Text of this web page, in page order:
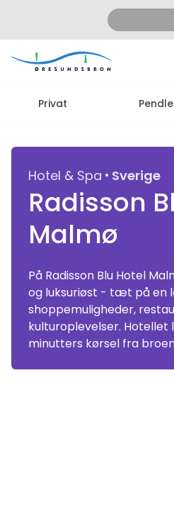
Privat
Hotel & Spa · Sverige
Radisson
Malmø
På Radisson Blu Hotel
og luksuriøst - tæt på en
shoppemuligheder,
kulturoplevelser. Hotellet
minutters kørsel fra